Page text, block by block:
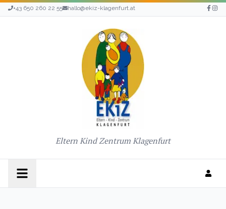
+43 650 260 22 55 hallo@ekiz-klagenfurt.at
Eltern Kind Zentrum Klagenfurt